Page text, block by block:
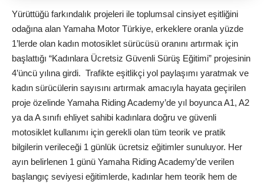
Yürüttüğü farkındalık projeleri ile toplumsal cinsiyet eşitliğini
odağına alan Yamaha Motor Türkiye, erkeklere oranla yüzde
1’lerde olan kadın motosiklet sürücüsü oranını artırmak için
başlattığı “Kadınlara Ücretsiz Güvenli Sürüş Eğitimi” projesinin
4’üncü yılına girdi. Trafikte eşitlikçi yol paylaşımı yaratmak ve
kadın sürücülerin sayısını artırmak amacıyla hayata geçirilen
proje özelinde Yamaha Riding Academy’de yıl boyunca A1, A2
ya da A sınıfı ehliyet sahibi kadınlara doğru ve güvenli
motosiklet kullanımı için gerekli olan tüm teorik ve pratik
bilgilerin verileceği 1 günlük ücretsiz eğitimler sunuluyor. Her
ayın belirlenen 1 günü Yamaha Riding Academy’de verilen
başlangıç seviyesi eğitimlerde, kadınlar hem teorik hem de